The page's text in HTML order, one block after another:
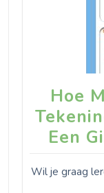
Hoe
Een
Wil je graag